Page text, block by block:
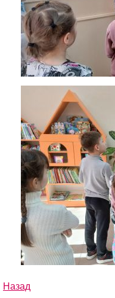
Назад